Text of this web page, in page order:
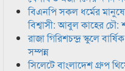
বিএনপি সকল ধর্মের
বিশ্বাসী: আবুল কাহের চৌ:
রাজা গিরিশচন্দ্র স্কুলে
সম্পন্ন
সিলেটে বাংলাদেশ গ্রুপ